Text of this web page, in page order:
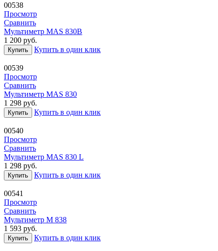
00538
Просмотр
Сравнить
Мультиметр MAS 830B
1 200 руб.
Купить Купить в один клик
00539
Просмотр
Сравнить
Мультиметр MAS 830
1 298 руб.
Купить Купить в один клик
00540
Просмотр
Сравнить
Мультиметр MAS 830 L
1 298 руб.
Купить Купить в один клик
00541
Просмотр
Сравнить
Мультиметр М 838
1 593 руб.
Купить Купить в один клик